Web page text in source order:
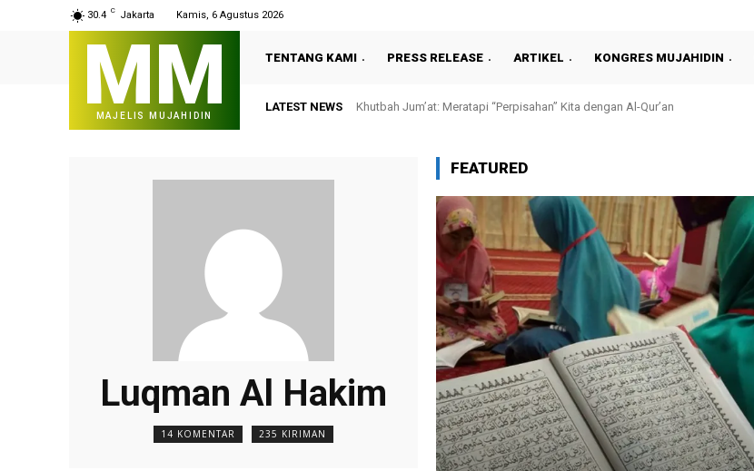
30.4 C Jakarta Kamis, 6 Agustus 2026
MM
MAJELIS MUJAHIDIN
TENTANG KAMI PRESS RELEASE ARTIKEL KONGRES MUJAHIDIN
LATEST NEWS Khutbah Jum’at: Meratapi “Perpisahan” Kita dengan Al-Qur’an
Luqman Al Hakim
14 KOMENTAR 235 KIRIMAN
FEATURED